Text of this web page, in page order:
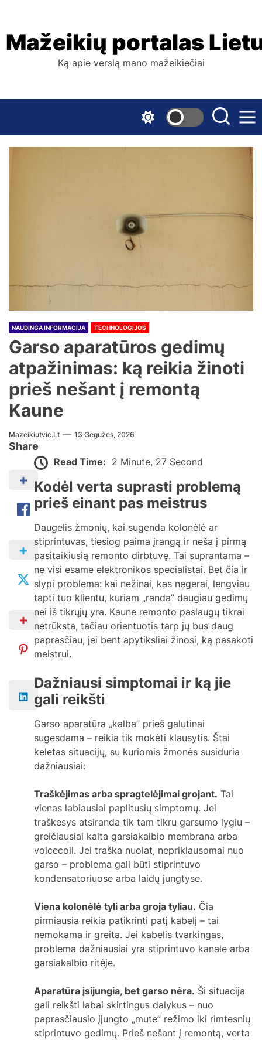
the
content
Mažeikių portalas
Ką apie verslą mano mažeikiečiai
NAUDINGA INFORMACIJA TECHNOLOGIJOS
Garso aparatūros gedimų
atpažinimas: ką reikia žinoti
prieš nešant į remontą
Kaune
Mazeikiutvic.lt 13 Gegužės, 2026
Share
Read Time: 2 Minute, 27 Second
Kodėl verta suprasti problemą
prieš einant pas meistrus
Daugelis žmonių, kai sugenda kolonėlė ar
stiprintuvas, tiesiog paima įrangą ir neša į pirmą
pasitaikiusią remonto dirbtuvę. Tai suprantama –
ne visi esame elektronikos specialistai. Bet čia ir
slypi problema: kai nežinai, kas negerai, lengviau
tapti tuo klientu, kuriam „randa” daugiau gedimų
nei iš tikrųjų yra. Kaune remonto paslaugų tikrai
netrūksta, tačiau orientuotis tarp jų bus daug
paprasčiau, jei bent apytiksliai žinosi, ką pasakoti
meistrui.
Dažniausi simptomai ir ką jie
gali reikšti
Garso aparatūra „kalba” prieš galutinai
sugesdama – reikia tik mokėti klausytis. Štai
keletas situacijų, su kuriomis žmonės susiduria
dažniausiai:
Traškėjimas arba spragtelėjimai grojant. Tai
vienas labiausiai paplitusių simptomų. Jei
traškesys atsiranda tik tam tikru garsumo lygiu –
greičiausiai kalta garsiakalbio membrana arba
voicecoil. Jei traška nuolat, nepriklausomai nuo
garso – problema gali būti stiprintuvo
kondensatoriuose arba laidų jungtyse.
Viena kolonėlė tyli arba groja tyliau. Čia
pirmiausia reikia patikrinti patį kabelį – tai
nemokama ir greita. Jei kabelis tvarkingas,
problema dažniausiai yra stiprintuvo kanale arba
garsiakalbio ritėje.
Aparatūra įsijungia, bet garso nėra. Ši situacija
gali reikšti labai skirtingus dalykus – nuo
paprasčiausio įjungto „mute” režimo iki rimtesnių
stiprintuvo gedimų. Prieš nešant į remontą, verta